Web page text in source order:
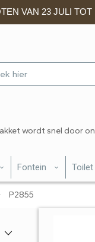
VAN 23 JULI
wordt snel door
Fontein Toilet
P2855